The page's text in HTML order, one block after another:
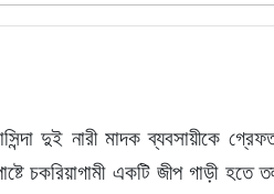
দুই নারী মাদক ব্যবসায়ীকে
চকরিয়াগামী একটি জীপ গাড়ী হতে